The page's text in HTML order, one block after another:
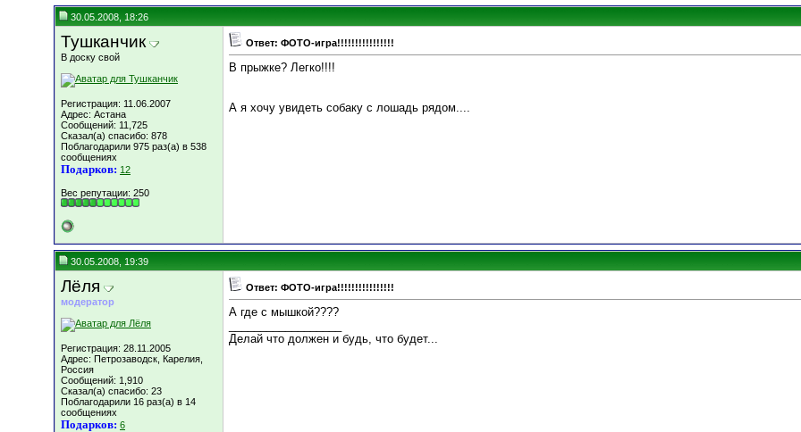
30.05.2008, 18:26
Тушканчик
В доску свой
Регистрация: 11.06.2007
Адрес: Астана
Сообщений: 11,725
Сказал(а) спасибо: 878
Поблагодарили 975 раз(а) в 538
сообщениях
Подарков: 12
Вес репутации: 250
Ответ: ФОТО-игра!!!!!!!!!!!!!!!!
В прыжке? Легко!!!!
А я хочу увидеть собаку с лошадь рядом....
30.05.2008, 19:39
Лёля
модератор
Регистрация: 28.11.2005
Адрес: Петрозаводск, Карелия,
Россия
Сообщений: 1,910
Сказал(а) спасибо: 23
Поблагодарили 16 раз(а) в 14
сообщениях
Подарков: 6
Ответ: ФОТО-игра!!!!!!!!!!!!!!!!
А где с мышкой????
Делай что должен и будь, что будет...